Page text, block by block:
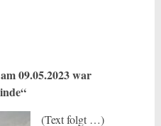
09.05.2023 war
(Text folgt …)